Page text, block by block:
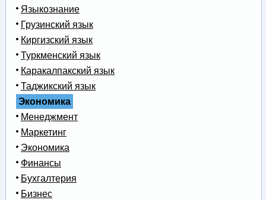
Языкознание
Грузинский язык
Киргизский язык
Туркменский язык
Каракалпакский язык
Таджикский язык
Экономика
Менеджмент
Маркетинг
Экономика
Финансы
Бухгалтерия
Бизнес